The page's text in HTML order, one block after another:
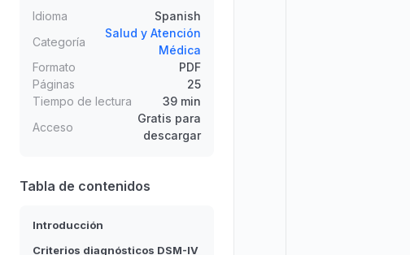
IV, alteraciones asociadas
(lateralización, psicomotricidad,
percepción y lenguaje), etiología y
prevalencia, evaluación psico-
pedagógica y orientaciones para el
tratamiento, además de
conclusiones.
Idioma
Spanish
Categoría
Salud y Atención
Médica
Formato
PDF
Páginas
25
Tiempo de lectura
39 min
Acceso
Gratis para
descargar
Tabla de contenidos
Introducción
Criterios diagnósticos DSM-IV